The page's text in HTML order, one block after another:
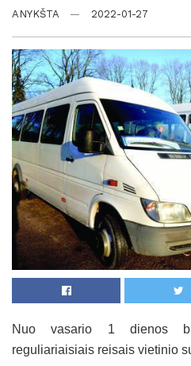
ANYKŠTA 2022-01-27
Nuo vasario 1 dienos
reguliariaisiais reisais vietinio